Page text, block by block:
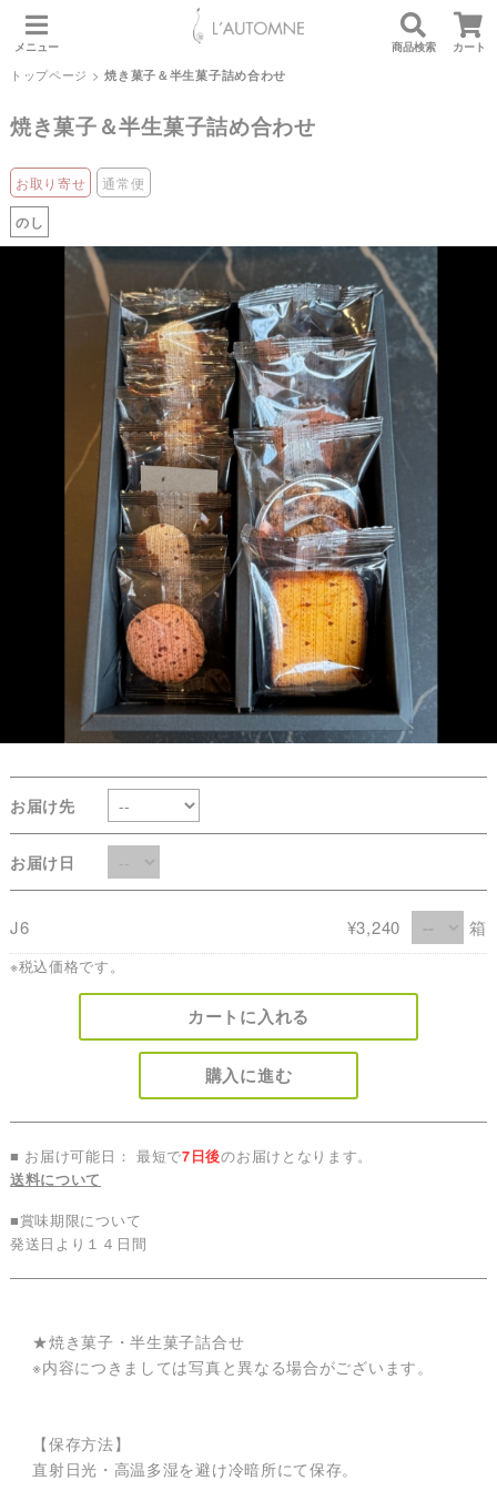
メニュー 商品検索 カート
トップページ >焼き菓子＆半生菓子詰め合わせ
焼き菓子＆半生菓子詰め合わせ
お取り寄せ 通常便
のし
お届け先
お届け日
J6 ¥3,240 箱
※税込価格です。
カートに入れる
購入に進む
■ お届け可能日： 最短で7日後のお届けとなります。
送料について
■賞味期限について
発送日より１４日間
★焼き菓子・半生菓子詰合せ
※内容につきましては写真と異なる場合がございます。
【保存方法】
直射日光・高温多湿を避け冷暗所にて保存。